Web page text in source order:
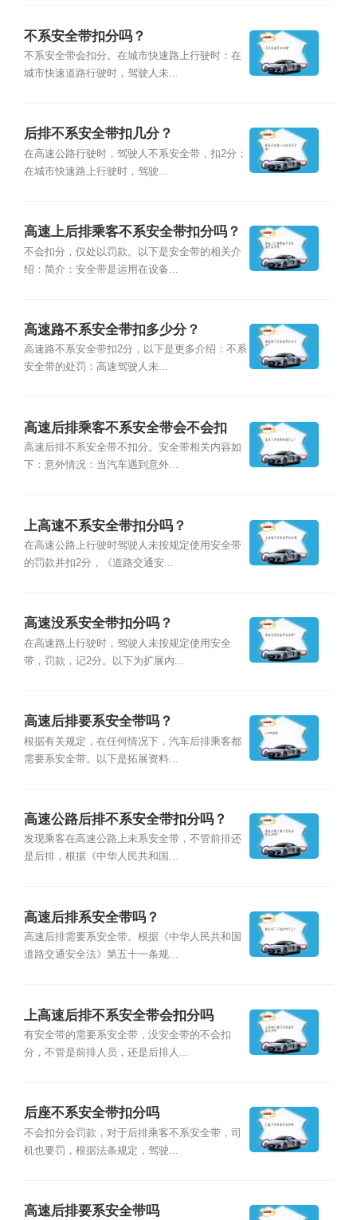
不系安全带扣分吗？
不系安全带会扣分。在城市快速路上行驶时：在
城市快速道路行驶时，驾驶人未...
后排不系安全带扣几分？
在高速公路行驶时，驾驶人不系安全带，扣2分；
在城市快速路上行驶时，驾驶...
高速上后排乘客不系安全带扣分吗？
不会扣分，仅处以罚款。以下是安全带的相关介
绍：简介：安全带是运用在设备...
高速路不系安全带扣多少分？
高速路不系安全带扣2分，以下是更多介绍：不系
安全带的处罚：高速驾驶人未...
高速后排乘客不系安全带会不会扣
分？
高速后排不系安全带不扣分。安全带相关内容如
下：意外情况：当汽车遇到意外...
上高速不系安全带扣分吗？
在高速公路上行驶时驾驶人未按规定使用安全带
的罚款并扣2分，《道路交通安...
高速没系安全带扣分吗？
在高速路上行驶时，驾驶人未按规定使用安全
带，罚款，记2分。以下为扩展内...
高速后排要系安全带吗？
根据有关规定，在任何情况下，汽车后排乘客都
需要系安全带。以下是拓展资料...
高速公路后排不系安全带扣分吗？
发现乘客在高速公路上未系安全带，不管前排还
是后排，根据《中华人民共和国...
高速后排系安全带吗？
高速后排需要系安全带。根据《中华人民共和国
道路交通安全法》第五十一条规...
上高速后排不系安全带会扣分吗
有安全带的需要系安全带，没安全带的不会扣
分，不管是前排人员，还是后排人...
后座不系安全带扣分吗
不会扣分会罚款，对于后排乘客不系安全带，司
机也要罚，根据法条规定，驾驶...
高速后排要系安全带吗